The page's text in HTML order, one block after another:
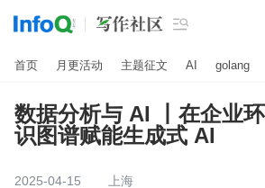

首页 月更活动 主题征文 AI golang
数据分析与 AI 丨在企业
识图谱赋能生成式 AI
2025-04-15
上海